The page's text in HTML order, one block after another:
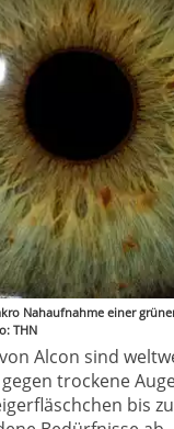
Nahaufnahme einer
THN
Alcon sind
trockene
bis